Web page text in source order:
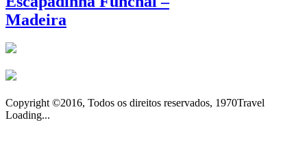
Madeira
Copyright ©2016, Todos os direitos reservados, 1970Travel
Loading...